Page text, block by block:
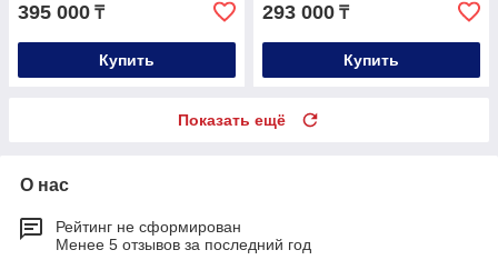
395 000 ₸
Купить
293 000 ₸
Купить
Показать ещё
О нас
Рейтинг не сформирован
Менее 5 отзывов за последний год